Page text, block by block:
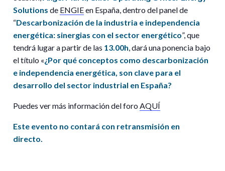
Solutions de ENGIEen España, dentro del panel de
“Descarbonización de la industria e independencia
energética: sinergias con el sector energético”, que
tendrá lugar a partir de las 13.00h, dará una ponencia bajo
el título «¿Por qué conceptos como descarbonización
e independencia energética, son clave para el
desarrollo del sector industrial en España?
Puedes ver más información del foro AQUÍ
Este evento no contará con retransmisión en
directo.